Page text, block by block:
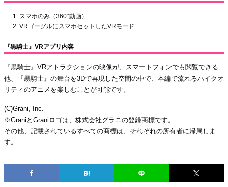
スマホのみ（360°動画）
VRゴーグルにスマホセットしたVRモード
『黒騎士』VRアプリ内容
『黒騎士』VRアトラクションの映像が、スマートフォンでも閲覧できる
他、『黒騎士』の舞台を3Dで再現した空間の中で、本編で流れるハイクオ
リティのアニメを楽しむことが可能です。
(C)Grani, Inc.
※GraniとGraniロゴは、株式会社グラニの登録商標です。
その他、記載されているすべての商標は、それぞれの所有者に帰属しま
す。